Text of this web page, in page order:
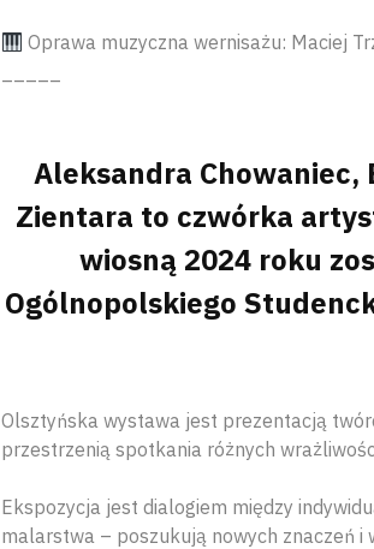
Oprawa muzyczna wernisażu: Maciej
Aleksandra Chowaniec,
Zientara to czwórka
wiosną 2024 roku
Ogólnopolskiego
Olsztyńska wystawa jest prezentacją
przestrzenią spotkania różnych
Ekspozycja jest dialogiem między
malarstwa – poszukują nowych znaczeń i